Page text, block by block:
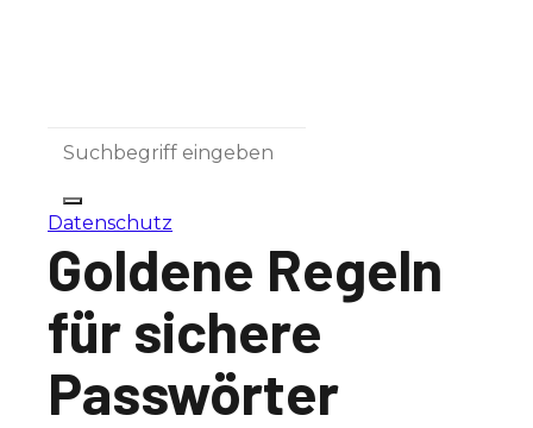
Datenschutz
Goldene Regeln
für sichere
Passwörter